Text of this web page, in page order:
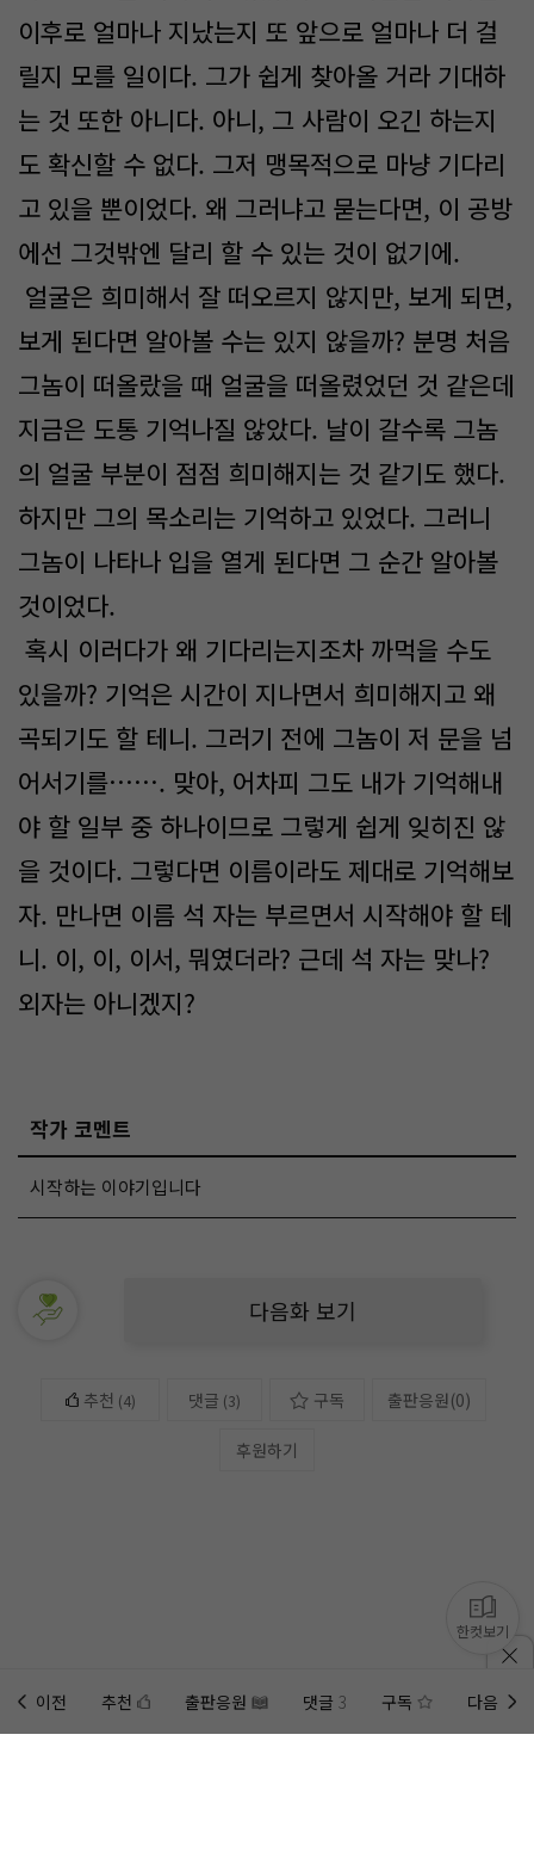
이후로 얼마나 지났는지 또 앞으로 얼마나 더 걸
릴지 모를 일이다. 그가 쉽게 찾아올 거라 기대하
는 것 또한 아니다. 아니, 그 사람이 오긴 하는지
도 확신할 수 없다. 그저 맹목적으로 마냥 기다리
고 있을 뿐이었다. 왜 그러냐고 묻는다면, 이 공방
에선 그것밖엔 달리 할 수 있는 것이 없기에.
얼굴은 희미해서 잘 떠오르지 않지만, 보게 되면,
보게 된다면 알아볼 수는 있지 않을까? 분명 처음
그놈이 떠올랐을 때 얼굴을 떠올렸었던 것 같은데
지금은 도통 기억나질 않았다. 날이 갈수록 그놈
의 얼굴 부분이 점점 희미해지는 것 같기도 했다.
하지만 그의 목소리는 기억하고 있었다. 그러니
그놈이 나타나 입을 열게 된다면 그 순간 알아볼
것이었다.
혹시 이러다가 왜 기다리는지조차 까먹을 수도
있을까? 기억은 시간이 지나면서 희미해지고 왜
곡되기도 할 테니. 그러기 전에 그놈이 저 문을 넘
어서기를……. 맞아, 어차피 그도 내가 기억해내
야 할 일부 중 하나이므로 그렇게 쉽게 잊히진 않
을 것이다. 그렇다면 이름이라도 제대로 기억해보
자. 만나면 이름 석 자는 부르면서 시작해야 할 테
니. 이, 이, 이서, 뭐였더라? 근데 석 자는 맞나?
외자는 아니겠지?
작가 코멘트
시작하는 이야기입니다
다음화 보기
추천 (4) 댓글 (3) 구독 출판응원(0)
후원하기
이전 추천 출판응원 댓글 3 구독 다음
한컷보기
홈에미노벨 웹추가하기 미노벨 앱설치하기